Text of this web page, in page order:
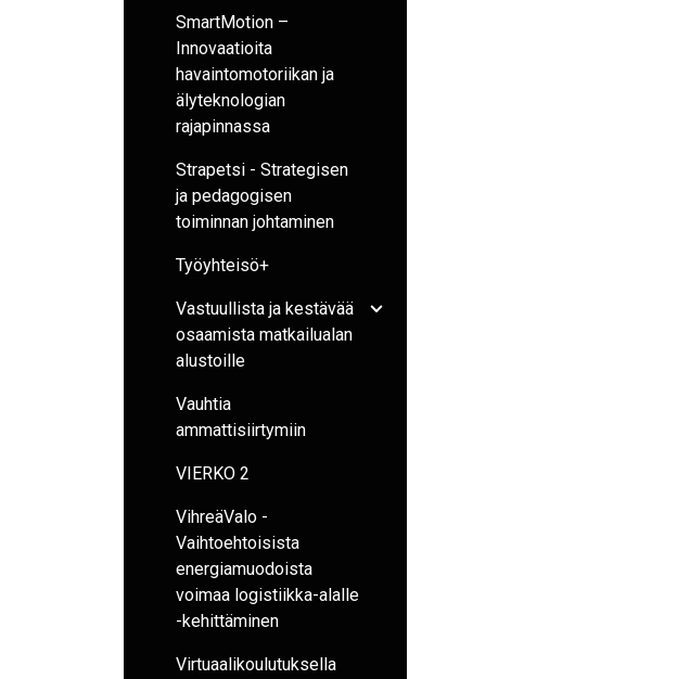
SmartMotion –
Innovaatioita
havaintomotoriikan ja
älyteknologian
rajapinnassa
Strapetsi - Strategisen
ja pedagogisen
toiminnan johtaminen
Työyhteisö+
Vastuullista ja kestävää
osaamista matkailualan
alustoille
Vauhtia
ammattisiirtymiin
VIERKO 2
VihreäValo -
Vaihtoehtoisista
energiamuodoista
voimaa logistiikka-alalle
-kehittäminen
Virtuaalikoulutuksella